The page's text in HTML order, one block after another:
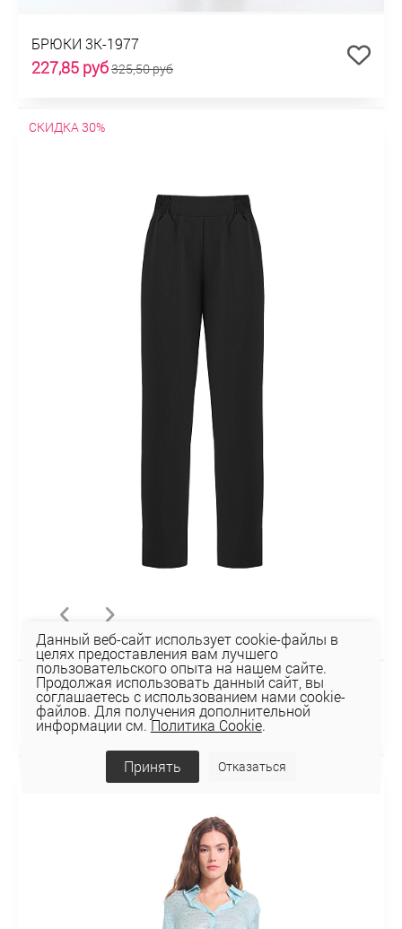
БРЮКИ 3К-1977
227,85 руб325,50 руб
СКИДКА 30%
БРЮКИ 3К-1888-1
118,35 руб169,07 руб
Данный веб-сайт использует cookie-файлы в
целях предоставления вам лучшего
пользовательского опыта на нашем сайте.
Продолжая использовать данный сайт, вы
соглашаетесь с использованием нами cookie-
файлов. Для получения дополнительной
информации см.Политика Cookie.
Принять Отказаться